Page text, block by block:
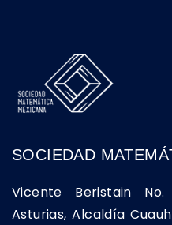
SOCIEDAD
Vicente Beristain
Asturias, Alcaldía